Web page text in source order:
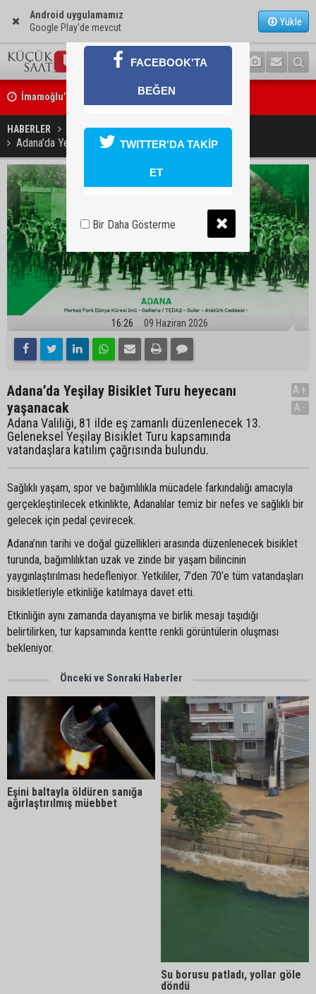
Android uygulamamız
Google Play'de mevcut
Yükle
İmamoğlu’nda hijyen ve etiket kontrolü
Mustafa Özkan: "Yüreğir Belediye Başkan Vekilliği seçimine ilişkin
başlatıldı"
HABERLER GÜNDEM
Adana’da Yeşilay Bisiklet Turu heyecanı yaşanacak
16:26 09 Haziran 2026
Adana’da Yeşilay Bisiklet Turu heyecanı
yaşanacak
Adana Valiliği, 81 ilde eş zamanlı düzenlenecek 13.
Geleneksel Yeşilay Bisiklet Turu kapsamında
vatandaşlara katılım çağrısında bulundu.
A+
A-
Sağlıklı yaşam, spor ve bağımlılıkla mücadele farkındalığı amacıyla
gerçekleştirilecek etkinlikte, Adanalılar temiz bir nefes ve sağlıklı bir
gelecek için pedal çevirecek.
Adana’nın tarihi ve doğal güzellikleri arasında düzenlenecek bisiklet
turunda, bağımlılıktan uzak ve zinde bir yaşam bilincinin
yaygınlaştırılması hedefleniyor. Yetkililer, 7’den 70’e tüm vatandaşları
bisikletleriyle etkinliğe katılmaya davet etti.
Etkinliğin aynı zamanda dayanışma ve birlik mesajı taşıdığı
belirtilirken, tur kapsamında kentte renkli görüntülerin oluşması
bekleniyor.
Önceki ve Sonraki Haberler
Eşini baltayla öldüren sanığa
ağırlaştırılmış müebbet
Su borusu patladı, yollar göle
döndü
FACEBOOK'TA
BEĞEN
TWITTER'DA TAKİP
ET
Bir Daha Gösterme